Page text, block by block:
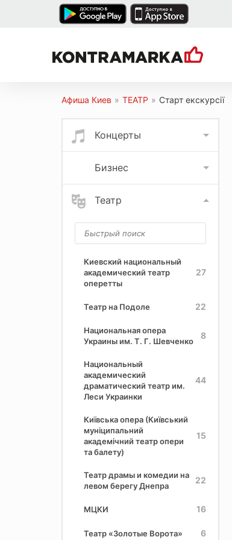
Афиша Киев » ТЕАТР » Старт екскурсії
Концерты
Бизнес
Театр
Киевский национальный
академический театр
оперетты
27
Театр на Подоле 22
Национальная опера
Украины им. Т. Г. Шевченко
8
Национальный
академический
драматический театр им.
Леси Украинки
44
Київська опера (Київський
муніципальний
академічний театр опери
та балету)
15
Театр драмы и комедии на
левом берегу Днепра
22
МЦКИ 16
Театр «Золотые Ворота» 6